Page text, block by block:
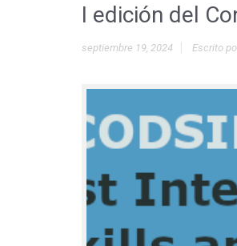
I edición del
septiembre 19, 2024 Escrito